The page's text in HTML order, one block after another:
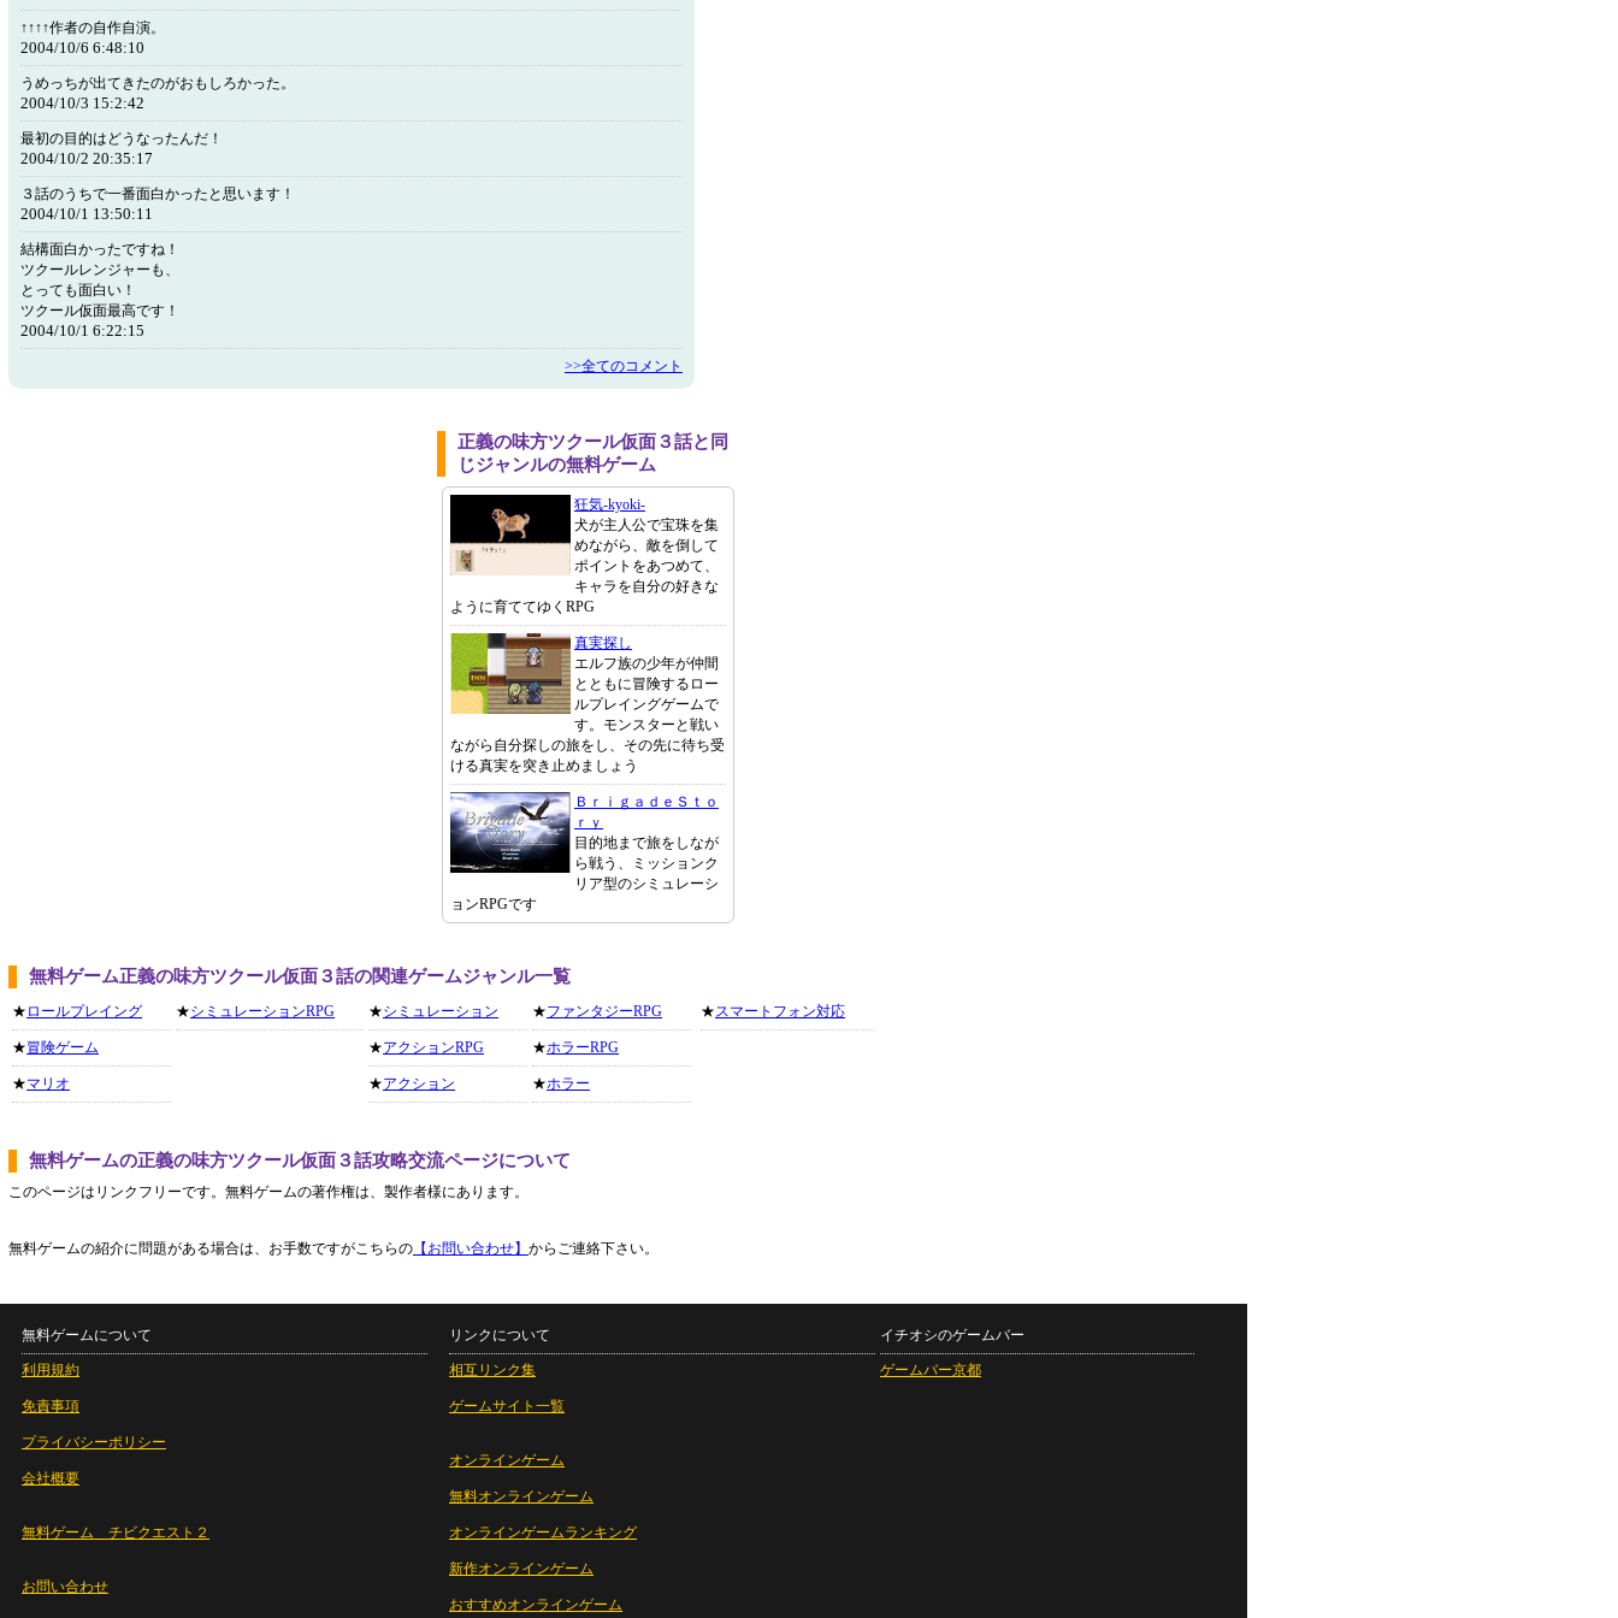
↑↑↑↑作者の自作自演。
2004/10/6 6:48:10
うめっちが出てきたのがおもしろかった。
2004/10/3 15:2:42
最初の目的はどうなったんだ！
2004/10/2 20:35:17
３話のうちで一番面白かったと思います！
2004/10/1 13:50:11
結構面白かったですね！
ツクールレンジャーも、
とっても面白い！
ツクール仮面最高です！
2004/10/1 6:22:15
>>全てのコメント
正義の味方ツクール仮面３話と同
じジャンルの無料ゲーム
狂気-kyoki-
犬が主人公で宝珠を集
めながら、敵を倒して
ポイントをあつめて、
キャラを自分の好きな
ように育ててゆくRPG
真実探し
エルフ族の少年が仲間
とともに冒険するロー
ルプレイングゲームで
す。モンスターと戦い
ながら自分探しの旅をし、その先に待ち受
ける真実を突き止めましょう
ＢｒｉｇａｄｅＳｔｏ
ｒｙ
目的地まで旅をしなが
ら戦う、ミッションク
リア型のシミュレーシ
ョンRPGです
無料ゲーム正義の味方ツクール仮面３話の関連ゲームジャンル一覧
★ ロールプレイング
★冒険ゲーム
★マリオ
★シミュレーションRPG ★シミュレーション
★アクションRPG
★アクション
★ファンタジーRPG
★ホラーRPG
★ホラー
★スマートフォン対応
無料ゲームの正義の味方ツクール仮面３話攻略交流ページについて
このページはリンクフリーです。無料ゲームの著作権は、製作者様にあります。
無料ゲームの紹介に問題がある場合は、お手数ですがこちらの 【お問い合わせ】 からご連絡下さい。
無料ゲームについて
利用規約
免責事項
プライバシーポリシー
会社概要
無料ゲーム チビクエスト２
お問い合わせ
リンクについて
相互リンク集
ゲームサイト一覧
オンラインゲーム
無料オンラインゲーム
オンラインゲームランキング
新作オンラインゲーム
おすすめオンラインゲーム
イチオシのゲームバー
ゲームバー京都